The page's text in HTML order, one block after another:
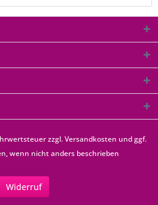
zzgl.Versandkosten und ggf.
wenn nicht anders beschrieben
Widerruf